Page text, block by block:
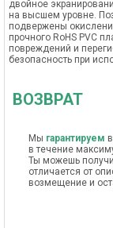
двойное
на высшем уровне.
подвержены
прочного RoHS PVC
повреждений и
безопасность при
ВОЗВРАТ
Мы гарантируем
в течение
Ты можешь
отличается от
возмещение и